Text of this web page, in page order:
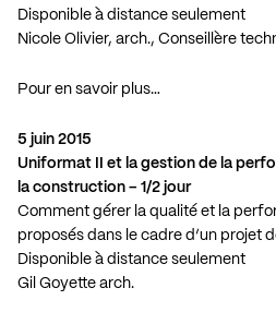
Disponible à distance seulement
Nicole Olivier, arch., Conseillère
Pour en savoir plus…
5 juin 2015
Uniformat II et la gestion de la
la construction – 1/2 jour
Comment gérer la qualité et la
proposés dans le cadre d’un projet
Disponible à distance seulement
Gil Goyette arch.